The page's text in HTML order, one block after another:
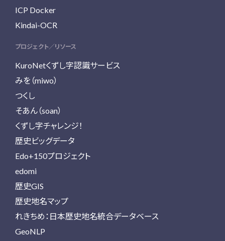
ICP Docker
Kindai-OCR
プロジェクト／リソース
KuroNetくずし字認識サービス
みを（miwo）
つくし
そあん（soan）
くずし字チャレンジ！
歴史ビッグデータ
Edo+150プロジェクト
edomi
歴史GIS
歴史地名マップ
れきちめ：日本歴史地名統合データベース
GeoNLP